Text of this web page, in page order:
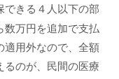
できる４人以下の部
数万円を追加で支払
適用外なので、全額
るのが、民間の医療